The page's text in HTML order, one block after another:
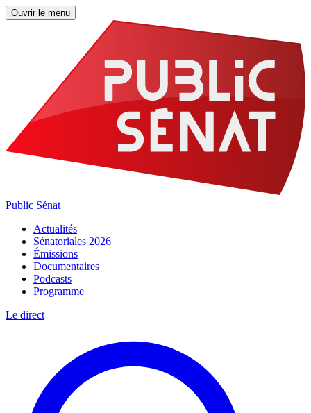
Ouvrir le menu
Public Sénat
Actualités
Sénatoriales 2026
Émissions
Documentaires
Podcasts
Programme
Le direct